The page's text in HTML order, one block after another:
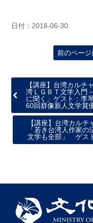
日付：2018-06-30
前のページ
【講座】台湾カルチ
湾ＬＧＢＴ文学入門
に聞く」ゲスト：李
60回群像新人文学賞
【講座】台湾カル
「若き台湾人作家
文学も全部」 ゲス